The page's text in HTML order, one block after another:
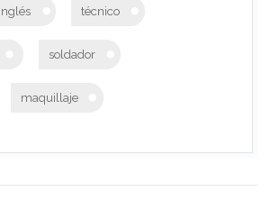
inglés técnico
soldador
maquillaje